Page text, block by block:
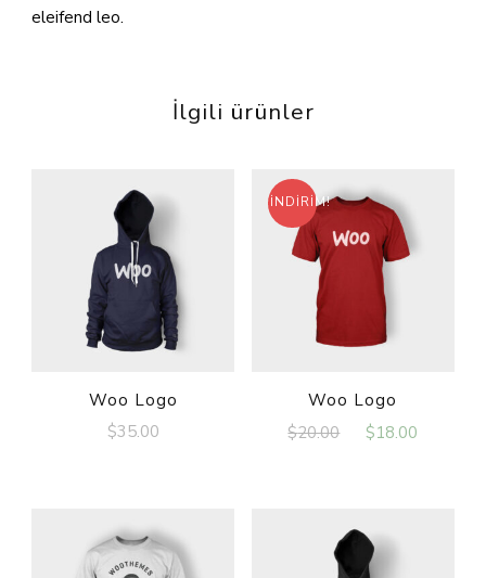
eleifend leo.
İlgili ürünler
Woo Logo
$35.00
İNDIRIM!
Woo Logo
$20.00 $18.00